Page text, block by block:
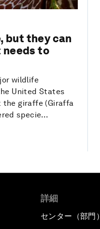
but they can
needs to
wildlife
United States
the giraffe (Giraffa
specie...
詳細
センター（部門）